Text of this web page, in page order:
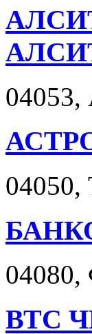
04053,
04050,
04080,
ВТС